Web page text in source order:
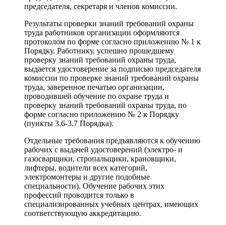
председателя, секретаря и членов комиссии.
Результаты проверки знаний требований охраны
труда работников организации оформляются
протоколом по форме согласно приложению № 1 к
Порядку. Работнику, успешно прошедшему
проверку знаний требований охраны труда,
выдается удостоверение за подписью председателя
комиссии по проверке знаний требований охраны
труда, заверенное печатью организации,
проводившей обучение по охране труда и
проверку знаний требований охраны труда, по
форме согласно приложению № 2 к Порядку
(пункты 3.6-3.7 Порядка).
Отдельные требования предъявляются к обучению
рабочих с выдачей удостоверений (электро- и
газосварщики, стропальщики, крановщики,
лифтеры, водители всех категорий,
электромонтеры и другие подобные
специальности). Обучение рабочих этих
профессий проводится только в
специализированных учебных центрах, имеющих
соответствующую аккредитацию.